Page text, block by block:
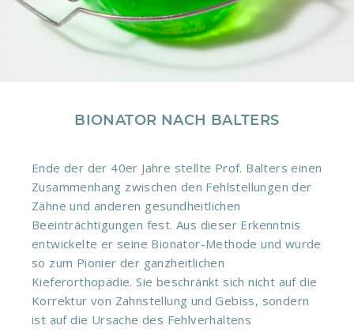
BIONATOR NACH BALTERS
Ende der der 40er Jahre stellte Prof. Balters einen
Zusammenhang zwischen den Fehlstellungen der
Zähne und anderen gesundheitlichen
Beeinträchtigungen fest. Aus dieser Erkenntnis
entwickelte er seine Bionator-Methode und wurde
so zum Pionier der ganzheitlichen
Kieferorthopädie. Sie beschränkt sich nicht auf die
Korrektur von Zahnstellung und Gebiss, sondern
ist auf die Ursache des Fehlverhaltens